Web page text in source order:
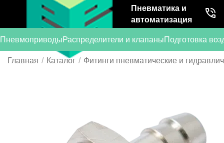
Пневматика и
автоматизация
ПневмоприводыРаспределители и клапаныПодготовка
Главная / Каталог / Фитинги пневматические и